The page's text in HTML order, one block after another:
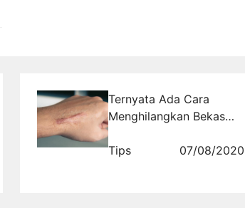
Ternyata Ada Cara
Menghilangkan Bekas
Luka atau Keloid
Tips
07/08/2020